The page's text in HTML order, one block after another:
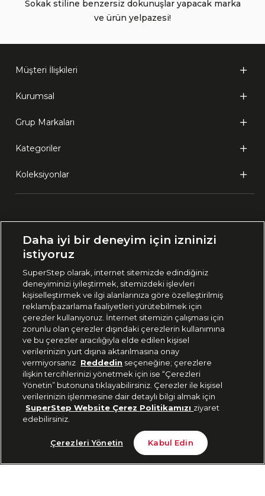
Tükendi
Sokak stiline benzersiz dokunuşlar yapacak marka
ve ürün yelpazesi!
Müşteri İlişkileri
Kurumsal
Grup Markaları
Kategoriler
Koleksiyonlar
🇹🇷 Türkiye
444 37 36
Uygulamadan Takip Edin
Bizi Takip Edin
Daha iyi bir deneyim için izninizi
istiyoruz
SuperStep olarak, internet sitemizde edindiğiniz
deneyiminizi iyileştirmek, sitemizdeki işlevleri
kişiselleştirmek ve ilgi alanlarınıza göre özelleştirilmiş
reklam/pazarlama faaliyetleri yürütebilmek için
çerezler kullanıyoruz. İnternet sitemizin çalışması için
zorunlu olan çerezler dışındaki çerezlerin kullanımına
ve bu çerezler aracılığıyla elde edilen kişisel
verilerinizin yurt dışına aktarılmasına onay
vermiyorsanız Reddedin seçeneğine; çerezlere
ilişkin tercihlerinizi yönetmek için ise “Çerezleri
Yönetin” butonuna tıklayabilirsiniz. Çerezler ile kişisel
verilerinizin işlenmesine dair detaylı bilgi almak için
SuperStep Website Çerez Politikamızı ziyaret
edebilirsiniz.
Çerezleri Yönetin Kabul Edin